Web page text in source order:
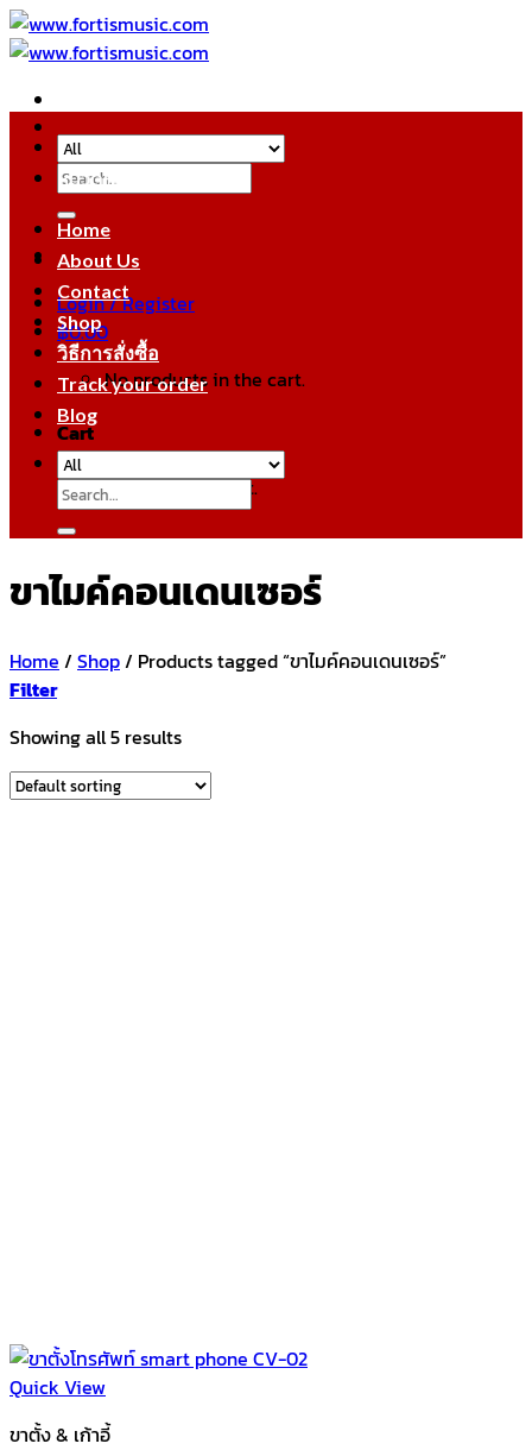
Skip
to
Search
for:
Login / Register
฿0.00
No products in the cart.
Cart
No products in the cart.
หมวดหมู่สินค้า
Home
About Us
Contact
Shop
วิธีการสั่งซื้อ
Track your order
Blog
Search
for:
ขาไมค์คอนเดนเซอร์
Home / Shop/ Products tagged “ขาไมค์คอนเดนเซอร์”
Filter
Showing all 5 results
Quick View
ขาตั้ง & เก้าอี้